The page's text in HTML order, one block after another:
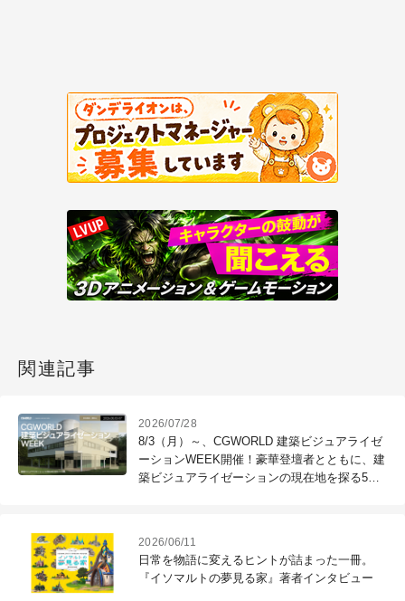
関連記事
2026/07/28
8/3（月）～、CGWORLD 建築ビジュアライゼ
ーションWEEK開催！豪華登壇者とともに、建
築ビジュアライゼーションの現在地を探る5日
2026/06/11
日常を物語に変えるヒントが詰まった一冊。
『イソマルトの夢見る家』著者インタビュー